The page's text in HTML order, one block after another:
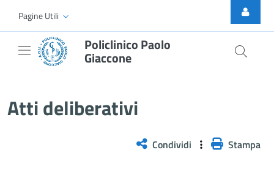
Skip to Main Content
Pagine Utili
Policlinico Paolo
Giaccone
Atti deliberativi
Condividi Stampa